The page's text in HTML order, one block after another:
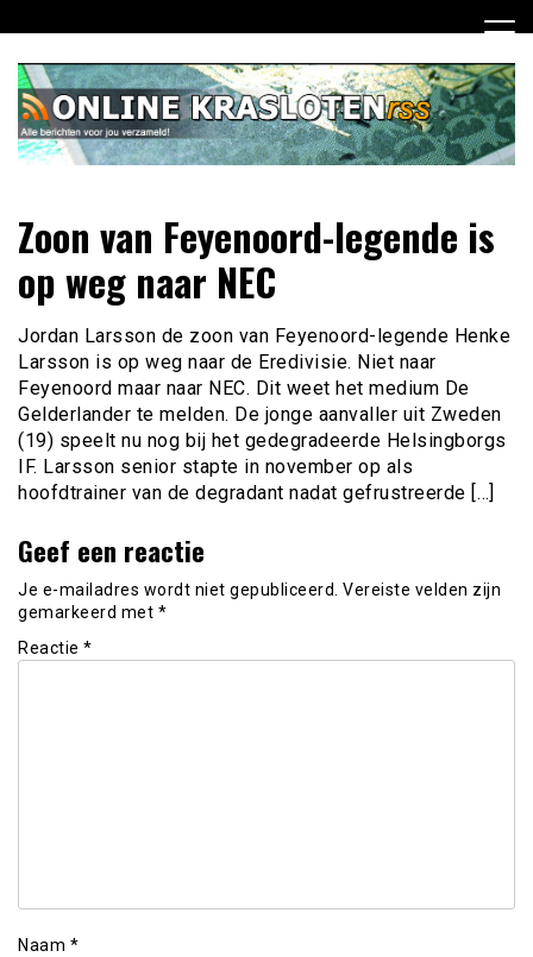
naar
inhoud
Online Krasloten RSS
jou verzameld
Zoon van Feyenoord-legende is
op weg naar NEC
Jordan Larsson de zoon van Feyenoord-legende Henke
Larsson is op weg naar de Eredivisie. Niet naar
Feyenoord maar naar NEC. Dit weet het medium De
Gelderlander te melden. De jonge aanvaller uit Zweden
(19) speelt nu nog bij het gedegradeerde Helsingborgs
IF. Larsson senior stapte in november op als
hoofdtrainer van de degradant nadat gefrustreerde […]
Geef een reactie
Je e-mailadres wordt niet gepubliceerd. Vereiste velden zijn
gemarkeerd met *
Reactie *
Naam *